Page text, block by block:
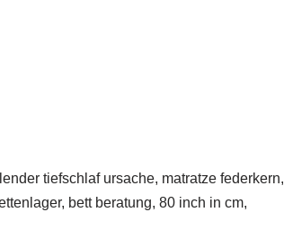
tiefschlaf ursache, matratze federkern,
bett beratung, 80 inch in cm,